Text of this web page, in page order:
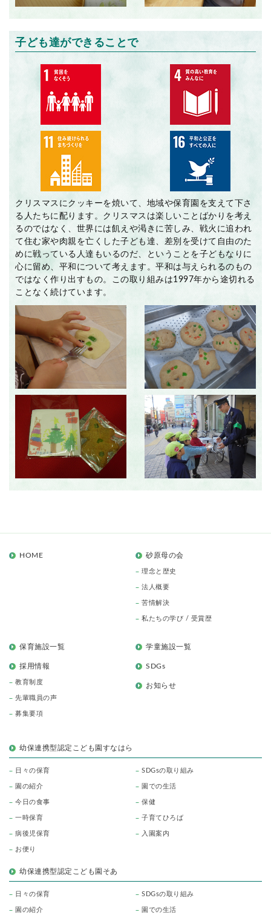
子ども達ができることで
クリスマスにクッキーを焼いて、地域や保育園を支えて下さ
る人たちに配ります。クリスマスは楽しいことばかりを考え
るのではなく、世界には飢えや渇きに苦しみ、戦火に追われ
て住む家や肉親を亡くした子ども達、差別を受けて自由のた
めに戦っている人達もいるのだ、ということを子どもなりに
心に留め、平和について考えます。平和は与えられるのもの
ではなく作り出すもの。この取り組みは1997年から途切れる
ことなく続けています。
HOME 砂原母の会
理念と歴史
法人概要
苦情解決
私たちの学び / 受賞歴
保育施設一覧 学童施設一覧
採用情報
教育制度
先輩職員の声
募集要項
SDGs
お知らせ
幼保連携型認定こども園すなはら
日々の保育 SDGsの取り組み
園の紹介 園での生活
今日の食事 保健
一時保育 子育てひろば
病後児保育 入園案内
お便り
幼保連携型認定こども園そあ
日々の保育 SDGsの取り組み
園の紹介 園での生活